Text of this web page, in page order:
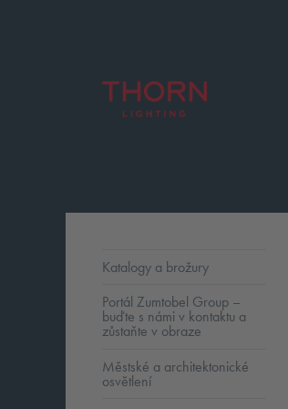
Katalogy a brožury
Portál Zumtobel Group –
buďte s námi v kontaktu a
zůstaňte v obraze
Městské a architektonické
osvětlení